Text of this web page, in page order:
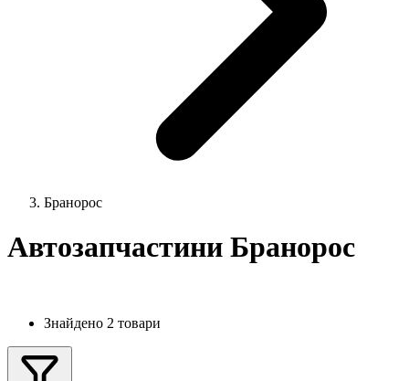
Бранорос
Автозапчастини Бранорос
Знайдено 2 товари